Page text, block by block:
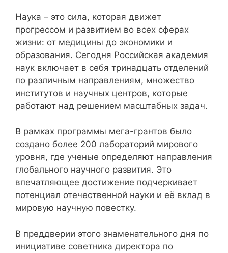
Наука – это сила, которая движет
прогрессом и развитием во всех сферах
жизни: от медицины до экономики и
образования. Сегодня Российская академия
наук включает в себя тринадцать отделений
по различным направлениям, множество
институтов и научных центров, которые
работают над решением масштабных задач.
В рамках программы мега-грантов было
создано более 200 лабораторий мирового
уровня, где ученые определяют направления
глобального научного развития. Это
впечатляющее достижение подчеркивает
потенциал отечественной науки и её вклад в
мировую научную повестку.
В преддверии этого знаменательного дня по
инициативе советника директора по